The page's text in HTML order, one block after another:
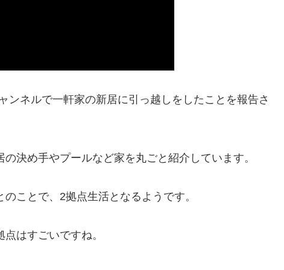
ンネルで一軒家の新居に引っ越しをしたことを報告さ
決め手やプールなど家を丸ごと紹介しています。
ことで、2拠点生活となるようです。
はすごいですね。